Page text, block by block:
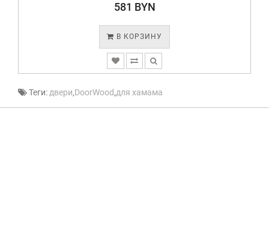
581 BYN
В КОРЗИНУ
Теги: двери,DoorWood,для хамама